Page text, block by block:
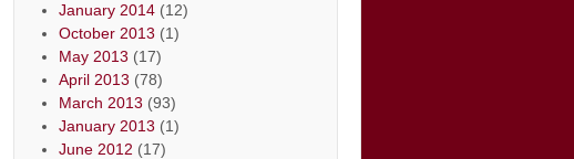
January 2014 (12)
October 2013 (1)
May 2013 (17)
April 2013 (78)
March 2013 (93)
January 2013 (1)
June 2012 (17)